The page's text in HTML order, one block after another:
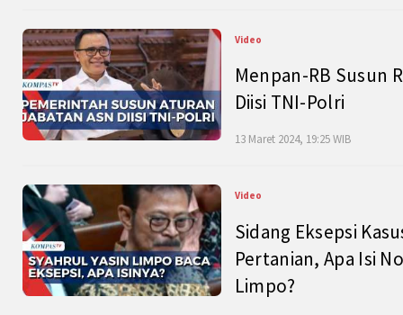
Video
Menpan-RB Susun
Diisi TNI-Polri
13 Maret 2024, 19:25 WIB
Video
Sidang Eksepsi
Pertanian, Apa Isi
Limpo?